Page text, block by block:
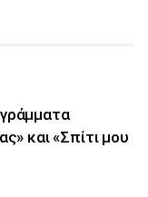
και «Σπίτι μου